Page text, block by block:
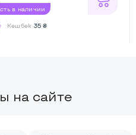
в наличии
Кешбек 35 ₴
на сайте